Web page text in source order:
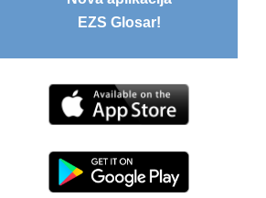
EZS Glosar!